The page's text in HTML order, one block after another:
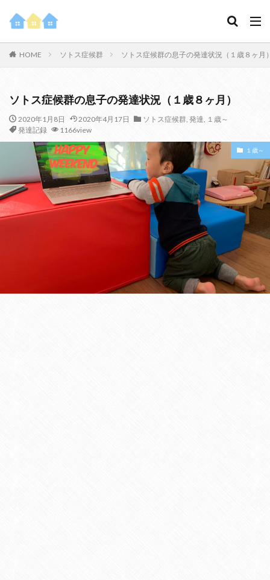
HOME ソトス症候群 ソトス症候群の息子の発達状況（１歳８ヶ月
ソトス症候群の息子の発達状況（１歳８ヶ月）
2020年1月8日 2020年4月17日 ソトス症候群, 発達, １歳～
発達記録
1166view
１歳～